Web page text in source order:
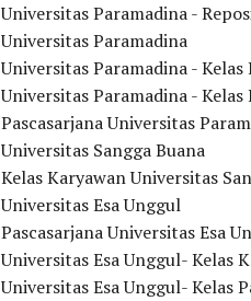
Universitas Paramadina -
Universitas Paramadina
Universitas Paramadina - Kelas
Universitas Paramadina - Kelas
Pascasarjana Universitas
Universitas Sangga Buana
Kelas Karyawan Universitas
Universitas Esa Unggul
Pascasarjana Universitas Esa
Universitas Esa Unggul- Kelas
Universitas Esa Unggul- Kelas